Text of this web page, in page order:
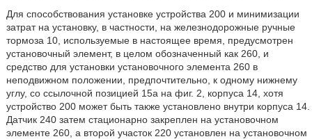
Для способствования установке устройства 200 и минимизации
затрат на установку, в частности, на железнодорожные ручные
тормоза 10, используемые в настоящее время, предусмотрен
установочный элемент, в целом обозначенный как 260, и
средство для установки установочного элемента 260 в
неподвижном положении, предпочтительно, к одному нижнему
углу, со ссылочной позицией 15а на фиг. 2, корпуса 14, хотя
устройство 200 может быть также установлено внутри корпуса 14.
Датчик 240 затем стационарно закреплен на установочном
элементе 260, а второй участок 220 установлен на установочном